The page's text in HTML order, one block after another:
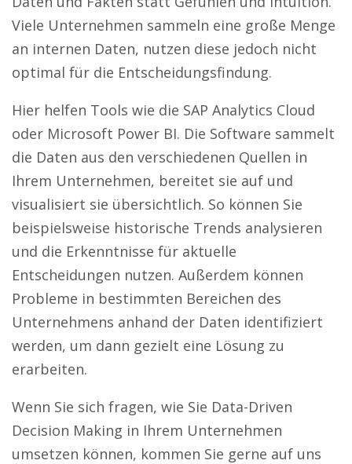
Viele Unternehmen sammeln eine große Menge
an internen Daten, nutzen diese jedoch nicht
optimal für die Entscheidungsfindung.
Hier helfen Tools wie die SAP Analytics Cloud
oder Microsoft Power BI. Die Software sammelt
die Daten aus den verschiedenen Quellen in
Ihrem Unternehmen, bereitet sie auf und
visualisiert sie übersichtlich. So können Sie
beispielsweise historische Trends analysieren
und die Erkenntnisse für aktuelle
Entscheidungen nutzen. Außerdem können
Probleme in bestimmten Bereichen des
Unternehmens anhand der Daten identifiziert
werden, um dann gezielt eine Lösung zu
erarbeiten.
Wenn Sie sich fragen, wie Sie Data-Driven
Decision Making in Ihrem Unternehmen
umsetzen können, kommen Sie gerne auf uns